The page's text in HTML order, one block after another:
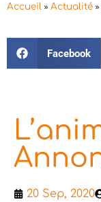
Accueil » Actualité »
Facebook
20 Sep, 2020